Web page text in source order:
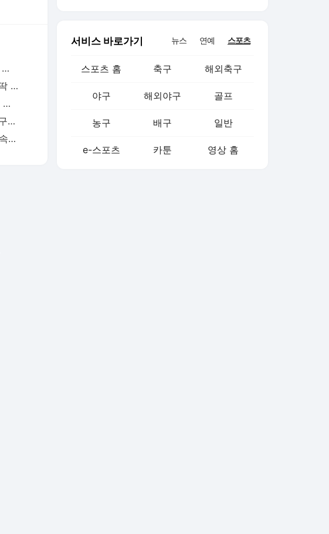
'노팬티'충격 '원초적 본능'그녀, 또 다시 벗었다…67살 샤론 스톤, 33년만에 '파격 화보'
“절친이 남편과 집에서 성관계”, 홈캠에 딱 걸려
[단독]'한끼합쇼', 김승우·김남주 집 촬영 후 방송 폐기
“짧은 치마 입은 여성만 찍는다”, 잠실야구장 몰카범 경찰 신고
화사 아니면 못한다 '팬티 안에 핫팬츠+속옷 퍼포먼스!'
서비스 바로가기 뉴스 연예 스포츠
스포츠 홈 축구 해외축구
야구 해외야구 골프
농구 배구 일반
e-스포츠 카툰 영상 홈